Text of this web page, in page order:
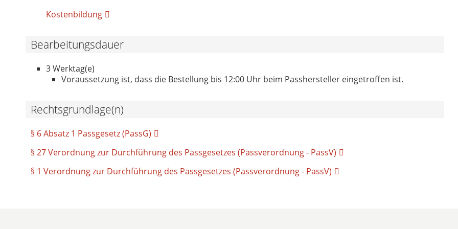
Kostenbildung
Bearbeitungsdauer
3 Werktag(e)
Voraussetzung ist, dass die Bestellung bis 12:00 Uhr beim Passhersteller eingetroffen ist.
Rechtsgrundlage(n)
§ 6 Absatz 1 Passgesetz (PassG)
§ 27 Verordnung zur Durchführung des Passgesetzes (Passverordnung - PassV)
§ 1 Verordnung zur Durchführung des Passgesetzes (Passverordnung - PassV)